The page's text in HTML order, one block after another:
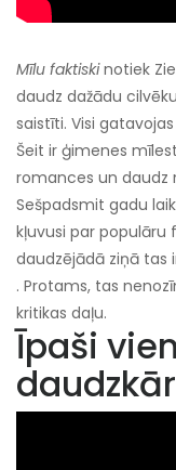
Mīlu faktiskinotiek
daudz dažādu
saistīti. Visi
Šeit ir ģimenes
romances un daudz
Sešpadsmit gadu
kļuvusi par populāru
daudzējādā ziņā tas
. Protams, tas
kritikas daļu.
Īpaši